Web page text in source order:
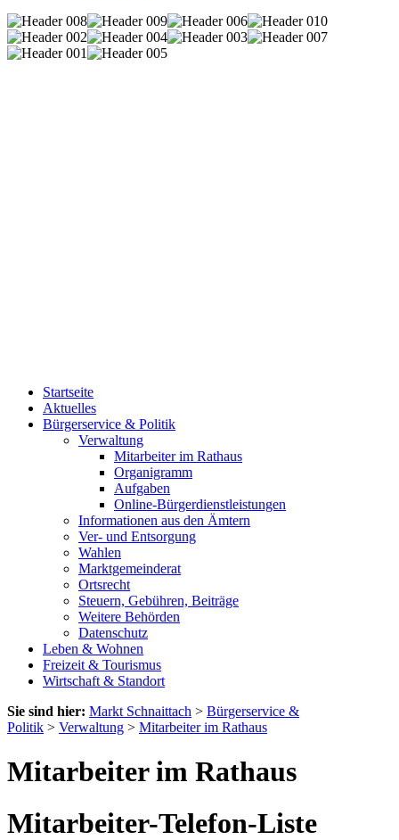
Startseite
Aktuelles
Bürgerservice & Politik
Verwaltung
Mitarbeiter im Rathaus
Organigramm
Aufgaben
Online-Bürgerdienstleistungen
Informationen aus den Ämtern
Ver- und Entsorgung
Wahlen
Marktgemeinderat
Ortsrecht
Steuern, Gebühren, Beiträge
Weitere Behörden
Datenschutz
Leben & Wohnen
Freizeit & Tourismus
Wirtschaft & Standort
Sie sind hier: Markt Schnaittach > Bürgerservice &
Politik > Verwaltung > Mitarbeiter im Rathaus
Mitarbeiter im Rathaus
Mitarbeiter-Telefon-Liste